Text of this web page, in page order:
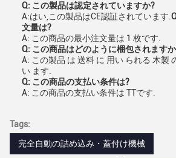
Q: この製品は認定されていますか?
A:はい,この製品はCE認証されています.
文量は?
A: この商品の最小注文量は 1 枚です.
Q: この商品はどのように梱包されます
A: この製品 は 送料 に 用い られる 木製
い ます.
Q: この商品の支払い条件は?
A: この商品の支払い条件は TTです.
Tags:
完全自動の詰め込み・蓋付け機械